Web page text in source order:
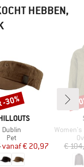
HEBBEN,
Artikel
Dublin
Productgroep
Pet
Prijs
Verlaagde prijs
vanaf€ 20,97
30%
Artikel
Women's
€
-